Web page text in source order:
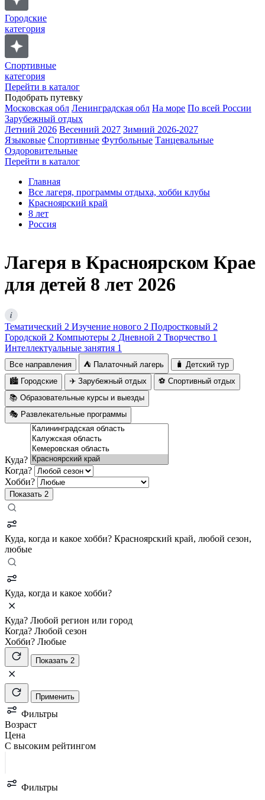
Городские
категория
Спортивные
категория
Перейти в каталог
Подобрать путевку
Московская обл Ленинградская обл На море По всей России
Зарубежный отдых
Летний 2026 Весенний 2027 Зимний 2026-2027
Языковые Спортивные Футбольные Танцевальные
Оздоровительные
Перейти в каталог
Главная
Все лагеря, программы отдыха, хобби клубы
Красноярский край
8 лет
Россия
Лагеря в Красноярском Крае
для детей 8 лет 2026
i
Тематический 2 Изучение нового 2 Подростковый 2
Городской 2 Компьютеры 2 Дневной 2 Творчество 1
Интеллектуальные занятия 1
Все направления ⛺ Палаточный лагерь
🧳 Детский тур
🏙️ Городские
✈️ Зарубежный отдых
⚽ Спортивный отдых
📚 Образовательные курсы и выезды
🎭 Развлекательные программы
Куда?
Когда?
Хобби?
Показать 2
Куда, когда и какое хобби? Красноярский край, любой сезон,
любые
Куда, когда и какое хобби?
Куда? Любой регион или город
Когда? Любой сезон
Хобби? Любые
Показать 2
Применить
Фильтры
Возраст
Цена
С высоким рейтингом
Фильтры